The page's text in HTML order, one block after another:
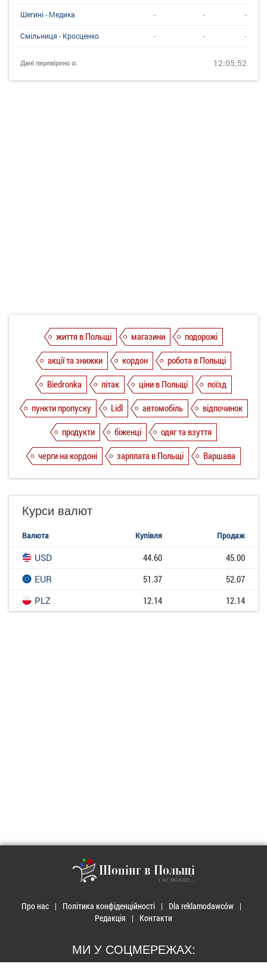
Шегині - Медика - - -
Смільниця - Кросценко - - -
Дані перевірено о: 12:05:52
життя в Польщі магазини
подорожі
акції та знижки
кордон
робота в Польщі
Biedronka
літак ціни в Польщі
поїзд
пункти пропуску
Lidl автомобіль
відпочинок
продукти
біженці
одяг та взуття
черги на кордоні
зарплата в Польщі Варшава
Курси валют
Валюта Купівля Продаж
USD 44.60
45.00
EUR
51.37
52.07
PLZ
12.14 12.14
Шопінг в Польщі
і не тільки...
Про нас Політика конфіденційності
Dla reklamodawców
Редакція
Контакти
МИ У СОЦМЕРЕЖАХ: